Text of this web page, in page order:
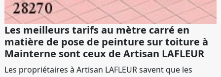
Les meilleurs tarifs au mètre carré en
matière de pose de peinture sur toiture à
Mainterne sont ceux de Artisan LAFLEUR
Les propriétaires à Artisan LAFLEUR savent que les